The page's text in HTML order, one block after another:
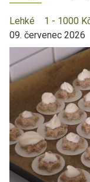
Lehké 1 - 1000
09. červenec 2026